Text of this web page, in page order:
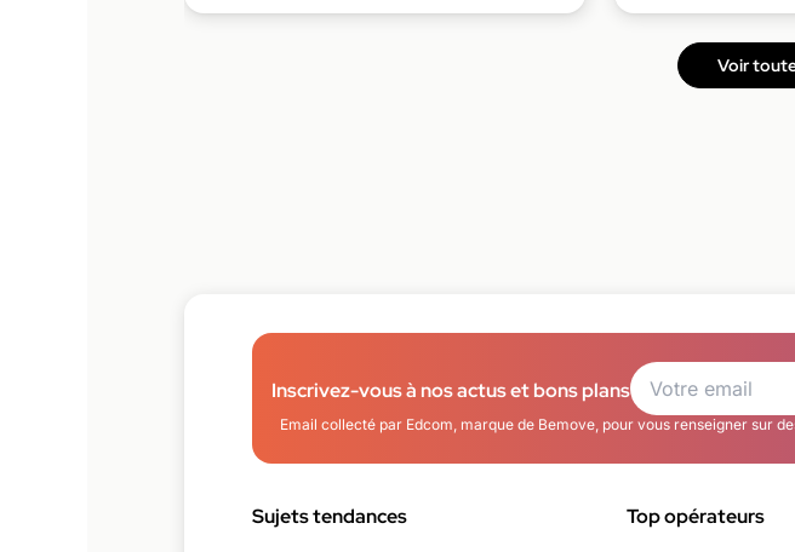
Voir
Inscrivez-vous à nos actus et bons plans
Email collecté par Edcom, marque de Bemove, pour vous renseigner sur
Sujets tendances Top opérateurs